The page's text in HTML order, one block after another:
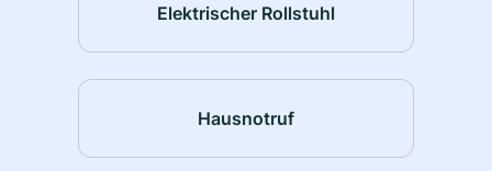
Elektrischer Rollstuhl
Hausnotruf